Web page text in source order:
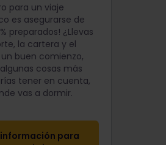
para un viaje
es asegurarse de
preparados! ¿Llevas
la cartera y el
un buen comienzo,
cosas más
tener en cuenta,
vas a dormir.
para